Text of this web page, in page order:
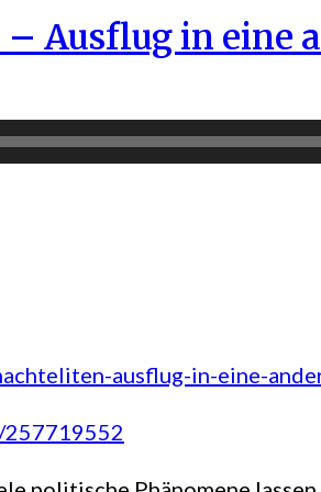
Ausflug in eine
ausflug-in-eine-
257719552